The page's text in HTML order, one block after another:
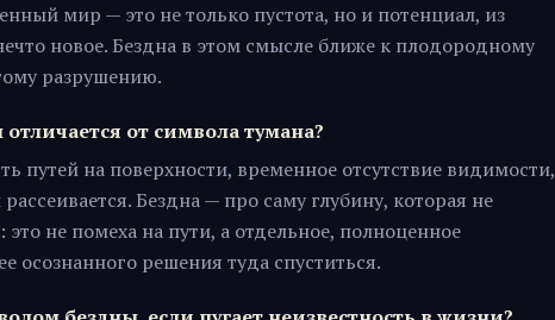
мир — это не только пустота, но и потенциал, из
новое. Бездна в этом смысле ближе к плодородному
разрушению.
от символа тумана?
путей на поверхности, временное отсутствие видимости,
Бездна — про саму глубину, которая не
это не помеха на пути, а отдельное, полноценное
осознанного решения туда спуститься.